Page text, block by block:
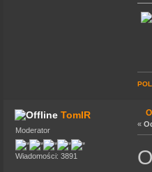
TomIR
Moderator
Wiadomości: 3891
«